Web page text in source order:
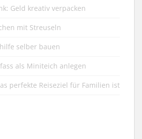
Geld kreativ verpacken
mit Streuseln
selber bauen
als Miniteich anlegen
perfekte Reiseziel für Familien ist